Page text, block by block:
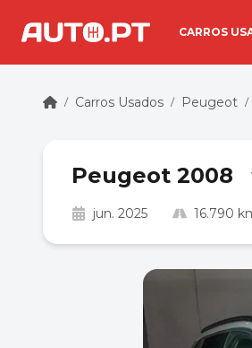
CARROS
/ Carros Usados / Peugeot /
Peugeot 2008
jun. 2025 16.790